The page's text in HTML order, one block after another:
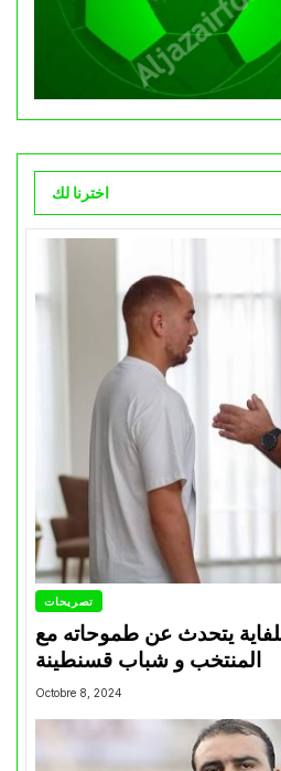
اخترنا لك
تصريحات
يتحدث عن طموحاته مع
المنتخب و شباب قسنطينة
Octobre 8, 2024